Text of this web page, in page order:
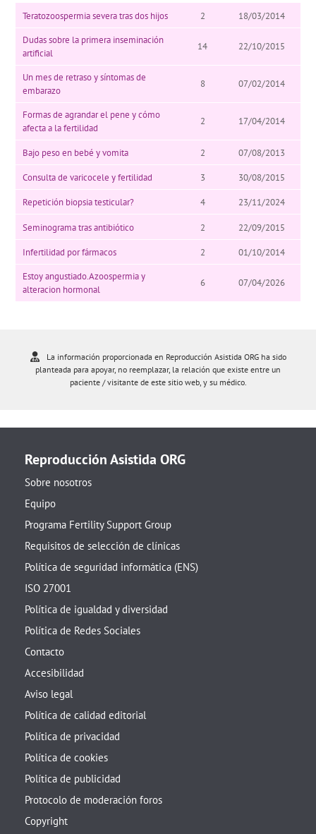
Teratozoospermia severa tras dos hijos
2
18/03/2014
Dudas sobre la primera inseminación
artificial
14 22/10/2015
Un mes de retraso y síntomas de
embarazo
8 07/02/2014
Formas de agrandar el pene y cómo
afecta a la fertilidad
2 17/04/2014
Bajo peso en bebé y vomita 2 07/08/2013
Consulta de varicocele y fertilidad 3 30/08/2015
Repetición biopsia testicular? 4 23/11/2024
Seminograma tras antibiótico 2 22/09/2015
Infertilidad por fármacos 2
01/10/2014
Estoy angustiado.Azoospermia y
alteracion hormonal
6 07/04/2026
La información proporcionada en Reproducción Asistida ORG ha sido
planteada para apoyar, no reemplazar, la relación que existe entre un
paciente / visitante de este sitio web, y su médico.
Reproducción Asistida ORG
Sobre nosotros
Equipo
Programa Fertility Support Group
Requisitos de selección de clínicas
Política de seguridad informática (ENS)
ISO 27001
Política de igualdad y diversidad
Política de Redes Sociales
Contacto
Accesibilidad
Aviso legal
Política de calidad editorial
Política de privacidad
Política de cookies
Política de publicidad
Protocolo de moderación foros
Copyright